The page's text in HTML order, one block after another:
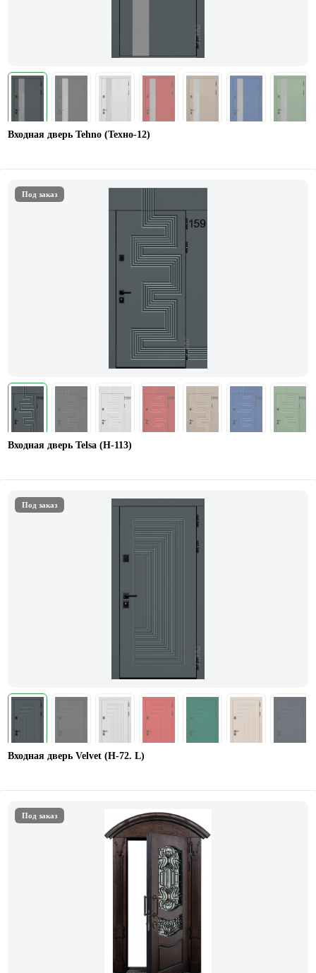
Входная дверь Tehno (Техно-12)
Под заказ
Входная дверь Telsa (Н-113)
Под заказ
Входная дверь Velvet (Н-72. L)
Под заказ